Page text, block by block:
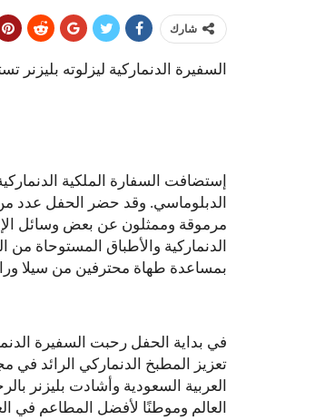
شارك
السفيرة الدنماركية ليزلوته
إستضافت السفارة الملكية
الدبلوماسي. وقد حضر الحفل عدد
مرموقة وممثلون عن بعض وسائل
الدنماركية والأطباق المستوحاة
بمساعدة طهاة محترفين من سيلا
في بداية الحفل رحبت السفيرة
تعزيز المطبخ الدنماركي الرائد
العربية السعودية وأشادت بليزنر